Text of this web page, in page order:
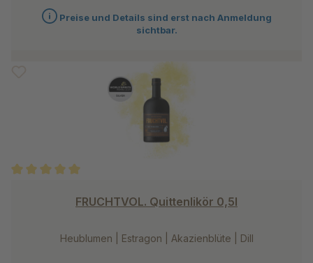
Preise und Details sind erst nach Anmeldung
sichtbar.
FRUCHTVOL. Quittenlikör 0,5l
Heublumen | Estragon | Akazienblüte | Dill